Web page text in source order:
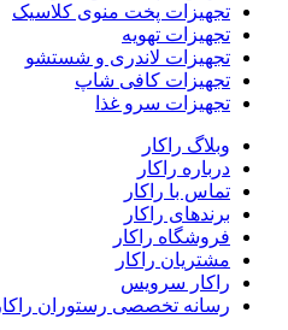
تجهیزات پخت منوی کلاسیک
تجهیزات تهویه
تجهیزات لاندری و شستشو
تجهیزات کافی شاپ
تجهیزات سرو غذا
وبلاگ راکار
درباره راکار
تماس با راکار
برندهای راکار
فروشگاه راکار
مشتریان راکار
راکار سرویس
رسانه تخصصی رستوران راکار